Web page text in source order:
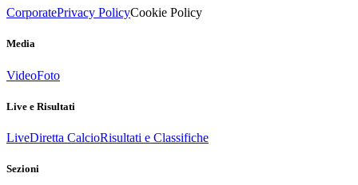
CorporatePrivacy PolicyCookie Policy
Media
VideoFoto
Live e Risultati
LiveDiretta CalcioRisultati e Classifiche
Sezioni